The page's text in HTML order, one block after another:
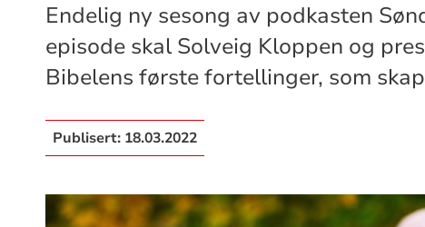
Endelig ny sesong av podkasten
episode skal Solveig Kloppen og
Bibelens første fortellinger, som
Publisert: 18.03.2022